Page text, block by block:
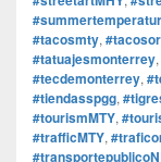
#tacosmty,
#tatuajesmonterrey,
#tecdemonterrey,
#tiendasspgg,
#tourismMTY,
#trafficMTY,